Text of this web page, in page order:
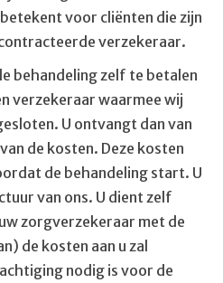
voor cliënten die zijn
verzekeraar.
behandeling zelf te betalen
verzekeraar waarmee wij
U ontvangt dan van
de kosten. Deze kosten
de behandeling start. U
van ons. U dient zelf
zorgverzekeraar met de
de kosten aan u zal
nodig is voor de